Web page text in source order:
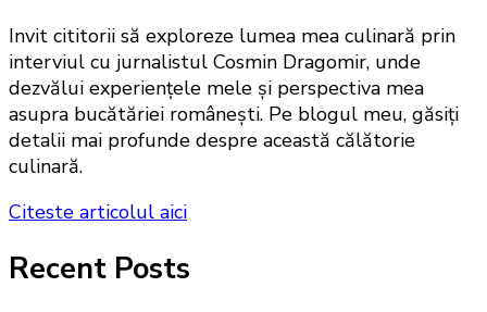
Invit cititorii să exploreze lumea mea culinară prin
interviul cu jurnalistul Cosmin Dragomir, unde
dezvălui experiențele mele și perspectiva mea
asupra bucătăriei românești. Pe blogul meu, găsiți
detalii mai profunde despre această călătorie
culinară.
Citeste articolul aici
Recent Posts